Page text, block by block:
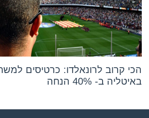
הכי קרוב לרונאלדו: כרטיסים
באיטליה ב- 40% הנחה